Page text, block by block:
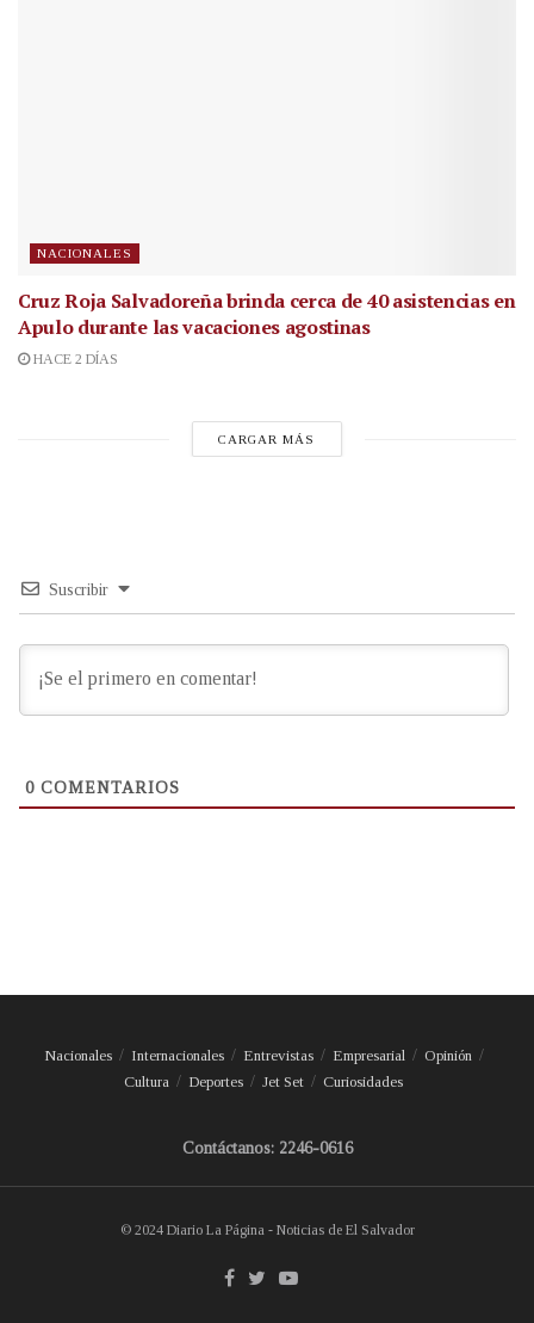
NACIONALES
Cruz Roja Salvadoreña brinda cerca de 40 asistencias en
Apulo durante las vacaciones agostinas
HACE 2 DÍAS
CARGAR MÁS
Suscribir
0 COMENTARIOS
Nacionales Internacionales Entrevistas Empresarial
Opinión
Cultura
Deportes Jet Set Curiosidades
Contáctanos: 2246-0616
© 2024 Diario La Página - Noticias de El Salvador